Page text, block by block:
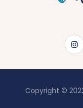
Copyright ©